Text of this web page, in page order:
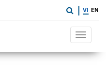
VI EN
Toggle